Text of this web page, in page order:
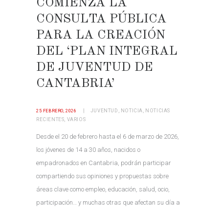
COMIENZA LA
CONSULTA PÚBLICA
PARA LA CREACIÓN
DEL ‘PLAN INTEGRAL
DE JUVENTUD DE
CANTABRIA’
25 FEBRERO, 2026 JUVENTUD NOTICIA
NOTICIAS
RECIENTES VARIOS
Desde el 20 de febrero hasta el 6 de marzo de 2026,
los jóvenes de 14 a 30 años, nacidos o
empadronados en Cantabria, podrán participar
compartiendo sus opiniones y propuestas sobre
áreas clave como empleo, educación, salud, ocio,
participación… y muchas otras que afectan su día a